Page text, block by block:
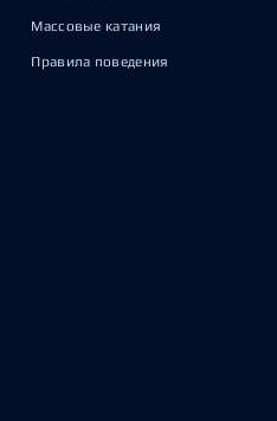
Массовые катания
Правила поведения